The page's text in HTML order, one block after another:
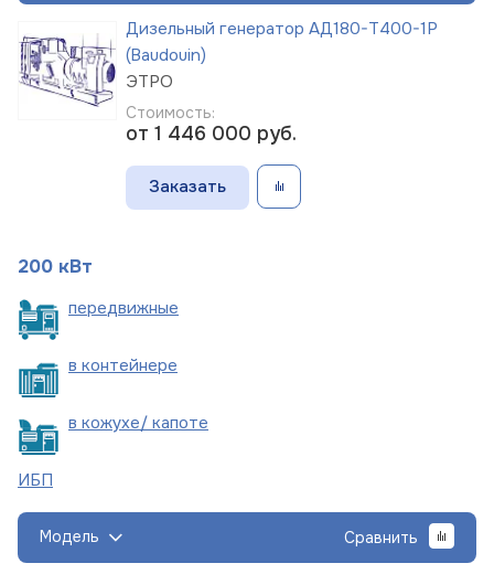
Дизельный генератор АД180-Т400-1Р
(Baudouin)
ЭТРО
Стоимость:
от 1 446 000 руб.
Заказать
200 кВт
передвижные
в контейнере
в кожухе/ капоте
ИБП
Модель Сравнить